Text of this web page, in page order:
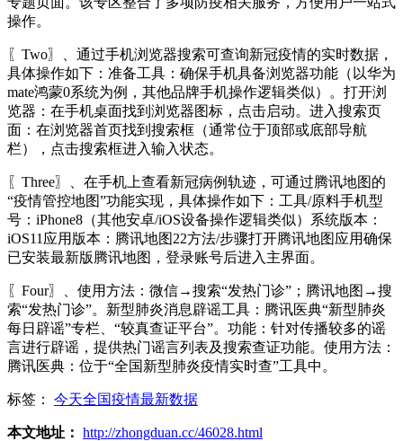
操作。
〖Two〗、通过手机浏览器搜索可查询新冠疫情的实时数据，
具体操作如下：准备工具：确保手机具备浏览器功能（以华为
mate鸿蒙0系统为例，其他品牌手机操作逻辑类似）。打开浏
览器：在手机桌面找到浏览器图标，点击启动。进入搜索页
面：在浏览器首页找到搜索框（通常位于顶部或底部导航
栏），点击搜索框进入输入状态。
〖Three〗、在手机上查看新冠病例轨迹，可通过腾讯地图的
“疫情管控地图”功能实现，具体操作如下：工具/原料手机型
号：iPhone8（其他安卓/iOS设备操作逻辑类似）系统版本：
iOS11应用版本：腾讯地图22方法/步骤打开腾讯地图应用确保
已安装最新版腾讯地图，登录账号后进入主界面。
〖Four〗、使用方法：微信→搜索“发热门诊”；腾讯地图→搜
索“发热门诊”。新型肺炎消息辟谣工具：腾讯医典“新型肺炎
每日辟谣”专栏、“较真查证平台”。功能：针对传播较多的谣
言进行辟谣，提供热门谣言列表及搜索查证功能。使用方法：
腾讯医典：位于“全国新型肺炎疫情实时查”工具中。
标签： 今天全国疫情最新数据
本文地址： http://zhongduan.cc/46028.html